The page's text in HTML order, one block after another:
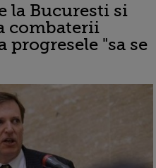
la Bucuresti si
combaterii
progresele "sa se